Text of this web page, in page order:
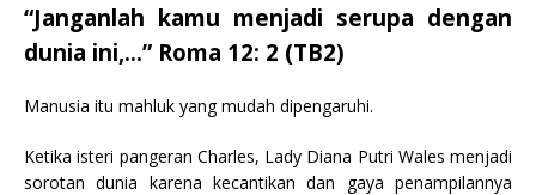
“Janganlah kamu menjadi serupa dengan
dunia ini,…” Roma 12: 2 (TB2)
Manusia itu mahluk yang mudah dipengaruhi.
Ketika isteri pangeran Charles, Lady Diana Putri Wales menjadi
sorotan dunia karena kecantikan dan gaya penampilannya